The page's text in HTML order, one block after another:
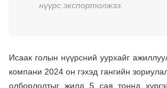
нүүрс экспортолжээ.
Исаак голын нүүрсний уурхайг
компани 2024 он гэхэд гангийн
олборлолтыг жилд 5 сая тоннд